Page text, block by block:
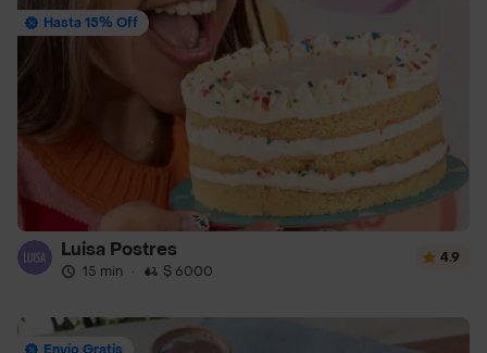
Hasta 15% Off
Luisa Postres
15 min · $ 6000
4.9